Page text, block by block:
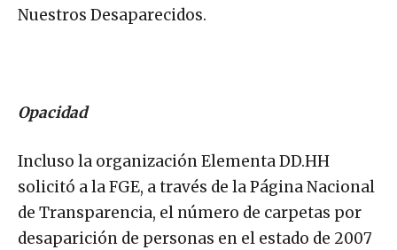
Nuestros Desaparecidos.
Opacidad
Incluso la organización Elementa DD.HH
solicitó a la FGE, a través de la Página Nacional
de Transparencia, el número de carpetas por
desaparición de personas en el estado de 2007